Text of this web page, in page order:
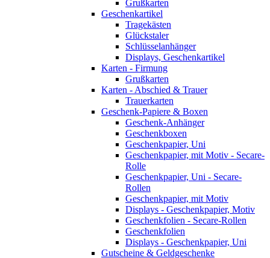
Grußkarten
Geschenkartikel
Tragekästen
Glückstaler
Schlüsselanhänger
Displays, Geschenkartikel
Karten - Firmung
Grußkarten
Karten - Abschied & Trauer
Trauerkarten
Geschenk-Papiere & Boxen
Geschenk-Anhänger
Geschenkboxen
Geschenkpapier, Uni
Geschenkpapier, mit Motiv - Secare-
Rolle
Geschenkpapier, Uni - Secare-
Rollen
Geschenkpapier, mit Motiv
Displays - Geschenkpapier, Motiv
Geschenkfolien - Secare-Rollen
Geschenkfolien
Displays - Geschenkpapier, Uni
Gutscheine & Geldgeschenke